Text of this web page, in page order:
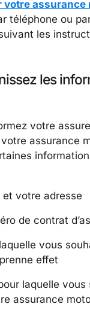
votre assurance
téléphone ou
les
les
votre
assurance
et votre adresse
de contrat
vous
effet
laquelle vous
assurance